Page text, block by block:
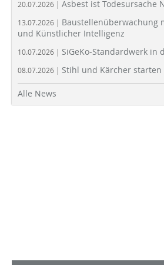
20.07.2026 | Asbest ist Todesursache
13.07.2026 | Baustellenüberwachung
und Künstlicher Intelligenz
10.07.2026 | SiGeKo-Standardwerk in
08.07.2026 | Stihl und Kärcher starten
Alle News